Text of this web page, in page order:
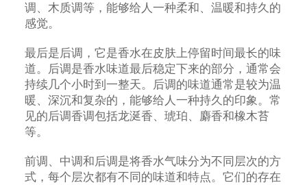
调、木质调等，能够给人一种柔和、温暖和持久的
感觉。
最后是后调，它是香水在皮肤上停留时间最长的味
道。后调是香水味道最后稳定下来的部分，通常会
持续几个小时到一整天。后调的味道通常是较为温
暖、深沉和复杂的，能够给人一种持久的印象。常
见的后调香调包括龙涎香、琥珀、麝香和橡木苔
等。
前调、中调和后调是将香水气味分为不同层次的方
式，每个层次都有不同的味道和特点。它们的存在